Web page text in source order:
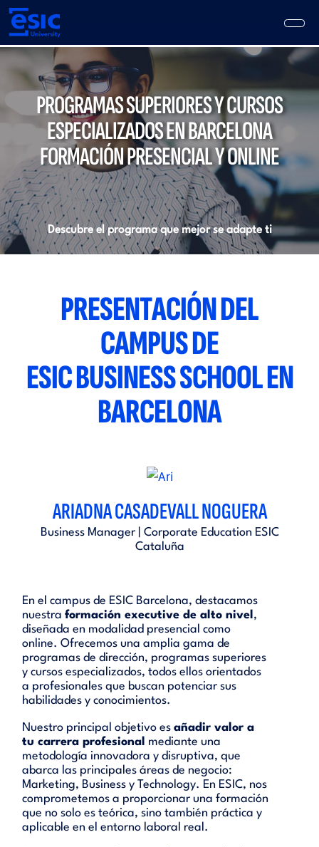
Pasar
contenido
principal
Main
PROGRAMAS SUPERIORES Y CURSOS
ESPECIALIZADOS EN BARCELONA
FORMACIÓN PRESENCIAL Y ONLINE
Descubre el programa que mejor se adapte ti
PRESENTACIÓN DEL
CAMPUS DE
ESIC BUSINESS SCHOOL EN
BARCELONA
ARIADNA CASADEVALL NOGUERA
Business Manager | Corporate Education ESIC
Cataluña
En el campus de ESIC Barcelona, destacamos
nuestraformación executive de alto nivel ,
diseñada en modalidad presencial como
online. Ofrecemos una amplia gama de
programas de dirección, programas superiores
y cursos especializados, todos ellos orientados
a profesionales que buscan potenciar sus
habilidades y conocimientos.
Nuestro principal objetivo esañadir valor a
tu carrera profesional mediante una
metodología innovadora y disruptiva, que
abarca las principales áreas de negocio:
Marketing, Business y Technology. En ESIC, nos
comprometemos a proporcionar una formación
que no solo es teórica, sino también práctica y
aplicable en el entorno laboral real.